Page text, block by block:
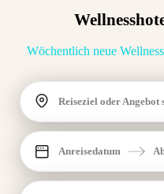
Wöchentlich neue
Reiseziel oder Angebot
Anreisedatum